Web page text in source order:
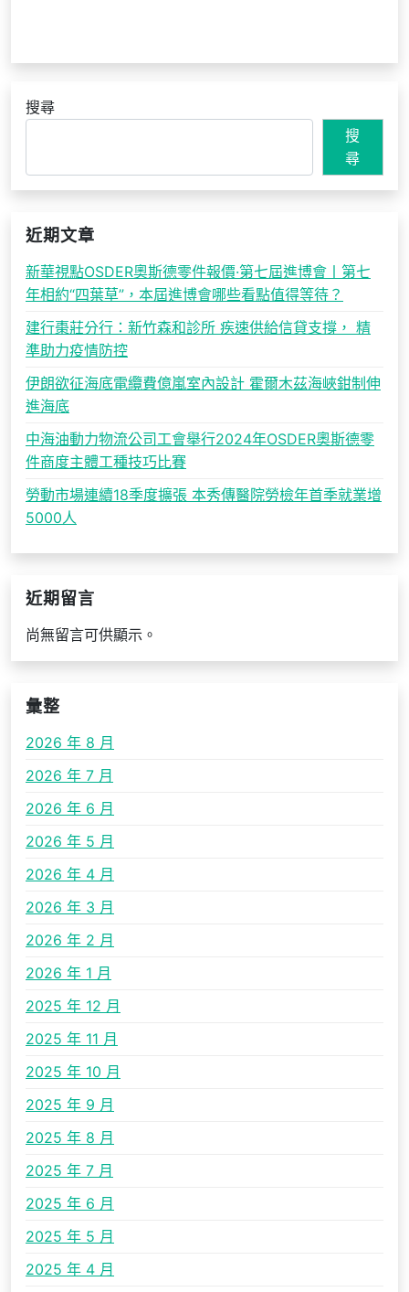
搜尋
搜
尋
近期文章
新華視點OSDER奧斯德零件報價·第七屆進博會丨第七
年相約“四葉草”，本屆進博會哪些看點值得等待？
建行棗莊分行：新竹森和診所 疾速供給信貸支撐， 精
準助力疫情防控
伊朗欲征海底電纜費億嵐室內設計 霍爾木茲海峽鉗制伸
進海底
中海油動力物流公司工會舉行2024年OSDER奧斯德零
件商度主體工種技巧比賽
勞動市場連續18季度擴張 本秀傳醫院勞檢年首季就業增
5000人
近期留言
尚無留言可供顯示。
彙整
2026 年 8 月
2026 年 7 月
2026 年 6 月
2026 年 5 月
2026 年 4 月
2026 年 3 月
2026 年 2 月
2026 年 1 月
2025 年 12 月
2025 年 11 月
2025 年 10 月
2025 年 9 月
2025 年 8 月
2025 年 7 月
2025 年 6 月
2025 年 5 月
2025 年 4 月